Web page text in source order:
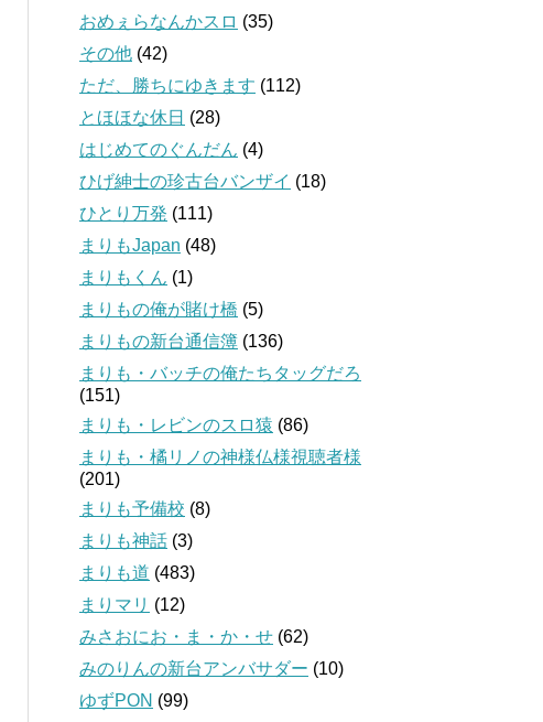
おめぇらなんかスロ (35)
その他 (42)
ただ、勝ちにゆきます (112)
とほほな休日 (28)
はじめてのぐんだん (4)
ひげ紳士の珍古台バンザイ (18)
ひとり万発 (111)
まりもJapan (48)
まりもくん (1)
まりもの俺が賭け橋 (5)
まりもの新台通信簿 (136)
まりも・バッチの俺たちタッグだろ
(151)
まりも・レビンのスロ猿 (86)
まりも・橘リノの神様仏様視聴者様
(201)
まりも予備校 (8)
まりも神話 (3)
まりも道 (483)
まりマリ (12)
みさおにお・ま・か・せ (62)
みのりんの新台アンバサダー (10)
ゆずPON (99)